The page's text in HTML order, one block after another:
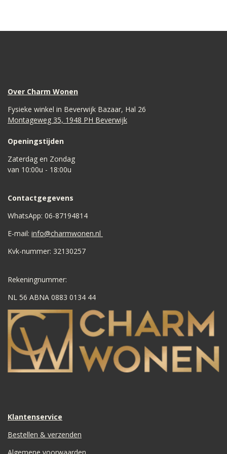
Over Charm Wonen
Fysieke winkel in Beverwijk Bazaar, Hal 26
Montageweg 35, 1948 PH Beverwijk
Openingstijden
Zaterdag en Zondag
van 10:00u - 18:00u
Contactgegevens
WhatsApp: 06-87194814
E-mail: info@charmwonen.nl
Kvk-nummer: 32130257
Rekeningnummer:
NL 56 ABNA 0883 0134 44
Klantenservice
Bestellen & verzenden